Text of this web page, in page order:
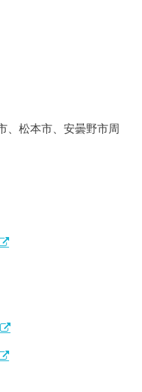
、松本市、安曇野市周